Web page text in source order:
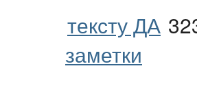
тексту ДА
заметки